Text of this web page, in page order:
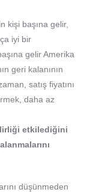
kişi başına gelir,
iyi bir
gelir Amerika
geri kalanının
satış fiyatını
daha az
etkilediğini
düşünmeden